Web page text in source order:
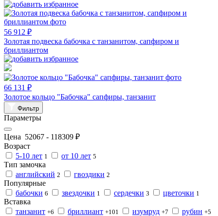
56 912 ₽
Золотая подвеска бабочка с танзанитом, сапфиром и
бриллиантом
66 131 ₽
Золотое кольцо "Бабочка" сапфиры, танзанит
Фильтр
Параметры
Цена 52067 - 118309 ₽
Возраст
5-10 лет 1 от 10 лет 5
Тип замочка
английский 2 гвоздики 2
Популярные
бабочки 6 звездочки 1 сердечки 3 цветочки 1
Вставка
танзанит +6 бриллиант +101 изумруд +7 рубин +5